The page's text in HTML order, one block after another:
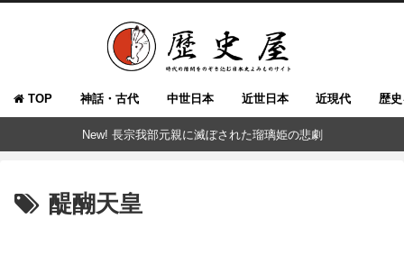
TOP 神話・古代 中世日本 近世日本 近現代 歴
New! 長宗我部元親に滅ぼされた瑠璃姫の悲劇
醍醐天皇